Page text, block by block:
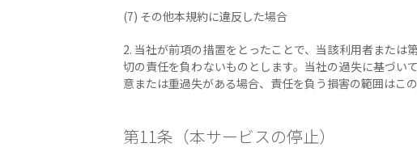
(7) その他本規約に違反した場合
2. 当社が前項の措置をとったことで、当該利用者また
切の責任を負わないものとします。当社の過失に基づい
意または重過失がある場合、責任を負う損害の範囲はこ
第11条（本サービスの停止）